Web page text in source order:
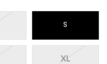
S
XL